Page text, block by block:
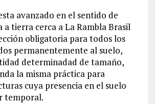
avanzado en el sentido de
a tierra cerca a La Rambla Brasil
obligatoria para todos los
permanentemente al suelo,
determinadad de tamaño,
la misma práctica para
cuya presencia en el suelo
temporal.